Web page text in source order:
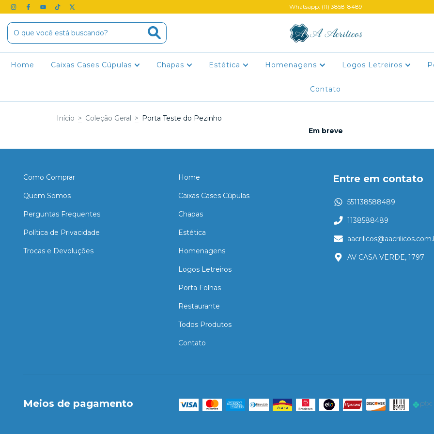
Whatsapp: (11) 3858-8489
Home Caixas Cases Cúpulas Chapas Estética Homenagens Logos Letreiros
Contato
Início > Coleção Geral > Porta Teste do Pezinho
Em breve
Como Comprar
Quem Somos
Perguntas Frequentes
Política de Privacidade
Trocas e Devoluções
Home
Caixas Cases Cúpulas
Chapas
Estética
Homenagens
Logos Letreiros
Porta Folhas
Restaurante
Todos Produtos
Contato
Entre em contato
551138588489
1138588489
AV CASA VERDE, 1797
Meios de pagamento